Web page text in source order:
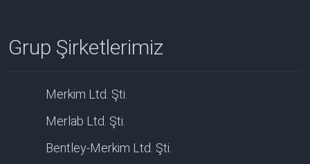
Grup Şirketlerimiz
Merkim Ltd. Şti.
Merlab Ltd. Şti.
Bentley-Merkim Ltd. Şti.